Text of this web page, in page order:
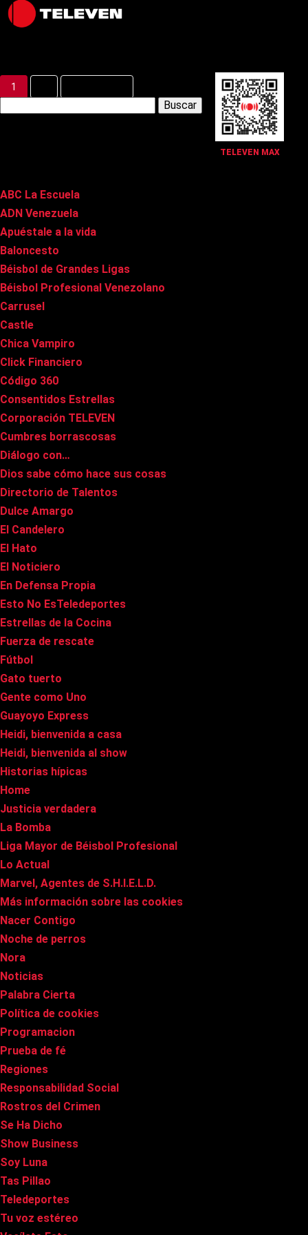
TELEVEN MAX
Latest Posts
1
ABC La Escuela
ADN Venezuela
Apuéstale a la vida
Baloncesto
Béisbol de Grandes Ligas
Béisbol Profesional Venezolano
Carrusel
Castle
Chica Vampiro
Click Financiero
Código 360
Consentidos Estrellas
Corporación TELEVEN
Cumbres borrascosas
Diálogo con…
Dios sabe cómo hace sus cosas
Directorio de Talentos
Dulce Amargo
El Candelero
El Hato
El Noticiero
En Defensa Propia
Esto No EsTeledeportes
Estrellas de la Cocina
Fuerza de rescate
Fútbol
Gato tuerto
Gente como Uno
Guayoyo Express
Heidi, bienvenida a casa
Heidi, bienvenida al show
Historias hípicas
Home
Justicia verdadera
La Bomba
Liga Mayor de Béisbol Profesional
Lo Actual
Marvel, Agentes de S.H.I.E.L.D.
Más información sobre las cookies
Nacer Contigo
Noche de perros
Nora
Noticias
Palabra Cierta
Política de cookies
Programacion
Prueba de fé
Regiones
Responsabilidad Social
Rostros del Crimen
Se Ha Dicho
Show Business
Soy Luna
Tas Pillao
Teledeportes
Tu voz estéreo